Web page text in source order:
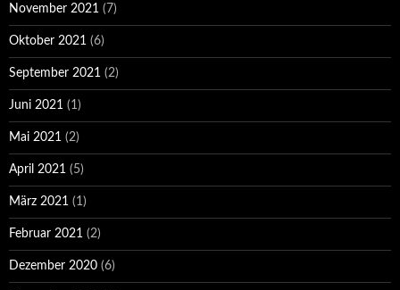
November 2021 (7)
Oktober 2021 (6)
September 2021 (2)
Juni 2021 (1)
Mai 2021 (2)
April 2021 (5)
März 2021 (1)
Februar 2021 (2)
Dezember 2020 (6)